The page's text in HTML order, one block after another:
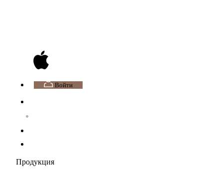
Войти
Продукция